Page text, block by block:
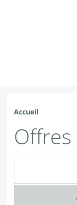
Vous
êtes
ici
Accueil